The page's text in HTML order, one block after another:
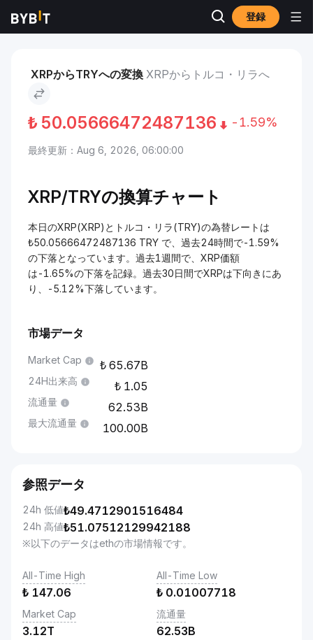
登録
市場 XRP 価格 XRP
XRPからTRYへの変換 XRPからトルコ・リラへ
₺ 50.05666472487136 -1.59%
最終更新：Aug 6, 2026, 06:00:00
XRP/TRYの換算チャート
本日のXRP(XRP)とトルコ・リラ(TRY)の為替レートは
₺50.05666472487136 TRY で、過去24時間で-1.59%
の下落となっています。過去1週間で、XRP価額
は-1.65%の下落を記録。過去30日間でXRPは下向きにあ
り、-5.12%下落しています。
市場データ
Market Cap 65.67B
24H出来高 1.05
流通量 62.53B
最大流通量 100.00B
参照データ
24h 低値₺49.4712901516484
24h 高値₺51.07512129942188
※以下のデータはethの市場情報です。
All-Time High
₺ 147.06
All-Time Low
₺ 0.01007718
Market Cap
3.12T
流通量
62.53B